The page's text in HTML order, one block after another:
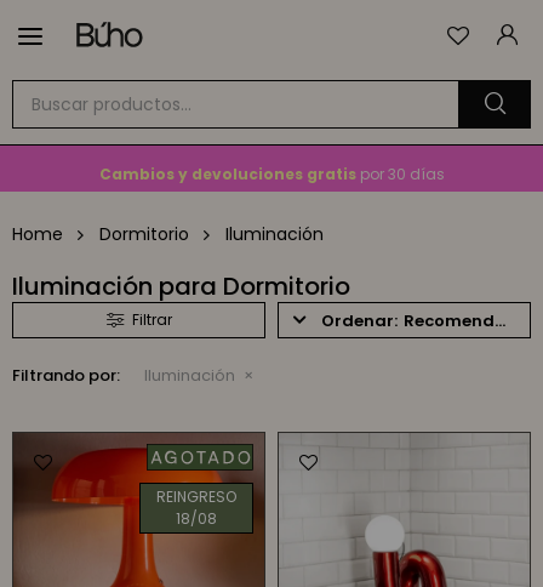

EnvíoGRATISa todo el país en compras mayores a$1.500
Cambios y devoluciones gratis por 30 días
Home Dormitorio Iluminación
Iluminación para Dormitorio
Recomendados
Filtrando por: Iluminación
REINGRESO
18/08